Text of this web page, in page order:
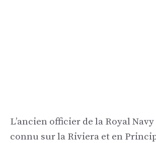
L’ancien officier de la Royal
connu sur la Riviera et en